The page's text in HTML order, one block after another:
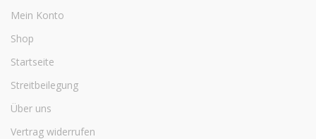
Mein Konto
Shop
Startseite
Streitbeilegung
Über uns
Vertrag widerrufen